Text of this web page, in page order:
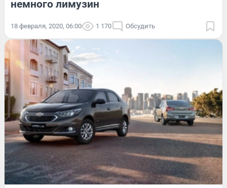
немного лимузин
18 февраля, 2020, 06:00 1 170 Обсудить